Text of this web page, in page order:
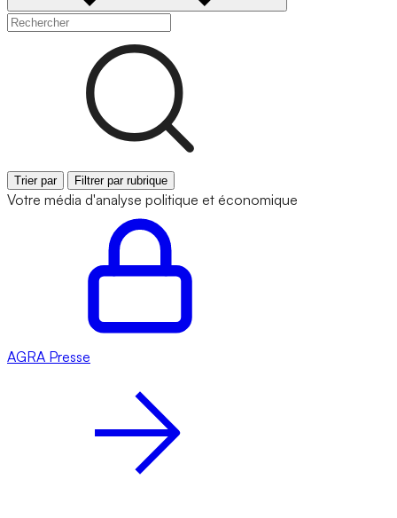
Trier par Filtrer par rubrique
Votre média d'analyse politique et économique
AGRA Presse